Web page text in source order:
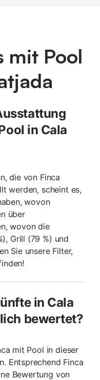
mit Pool
in Cala
die von Finca
werden, scheint es,
wovon
über
wovon die
Grill (79 %) und
Sie unsere Filter,
in Cala
bewertet?
mit Pool in dieser
Entsprechend Finca
Bewertung von